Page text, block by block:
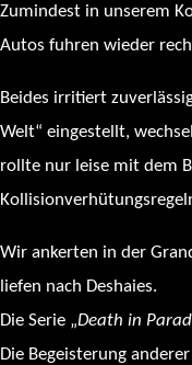
Zumindest in unserem
Autos fuhren wieder
Beides irritiert
Welt“ eingestellt,
rollte nur leise mit dem
Wir ankerten in der
liefen nach Deshaies.
Die Serie „Death in
Die Begeisterung